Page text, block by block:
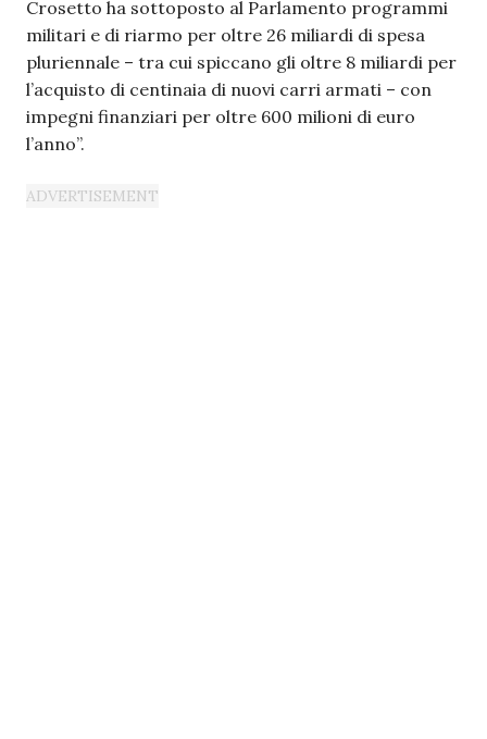
Crosetto ha sottoposto al Parlamento programmi
militari e di riarmo per oltre 26 miliardi di spesa
pluriennale – tra cui spiccano gli oltre 8 miliardi per
l’acquisto di centinaia di nuovi carri armati – con
impegni finanziari per oltre 600 milioni di euro
l’anno”.